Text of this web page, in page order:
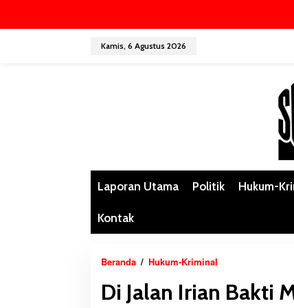
Kamis, 6 Agustus 2026
Laporan Utama Politik Hukum-
Kontak
Beranda / Hukum-Kriminal
J
Di Jalan Irian Bakti